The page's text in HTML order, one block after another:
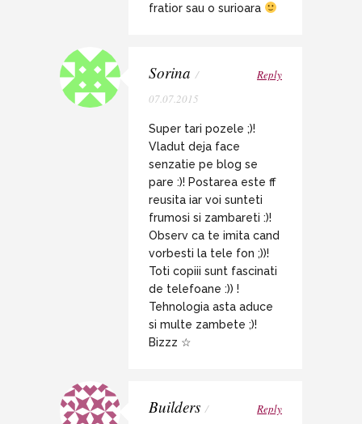
fratior sau o surioara
Sorina /
07.07.2015
Reply
Super tari pozele ;)!
Vladut deja face
senzatie pe blog se
pare :)! Postarea este ff
reusita iar voi sunteti
frumosi si zambareti :)!
Observ ca te imita cand
vorbesti la tele fon ;))!
Toti copiii sunt fascinati
de telefoane :)) !
Tehnologia asta aduce
si multe zambete ;)!
Bizzz ☆
Builders /
Reply